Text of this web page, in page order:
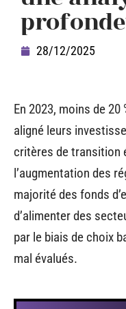
28/12/2025
En 2023, moins de
aligné leurs
critères de transition
l’augmentation des
majorité des fonds
d’alimenter des
par le biais de choix
mal évalués.